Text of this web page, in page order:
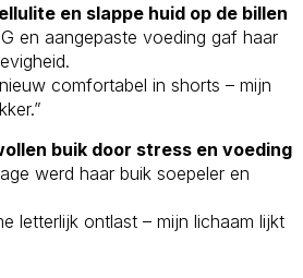
en slappe huid op de billen
en aangepaste voeding gaf haar
comfortabel in shorts – mijn
buik door stress en voeding
werd haar buik soepeler en
letterlijk ontlast – mijn lichaam lijkt